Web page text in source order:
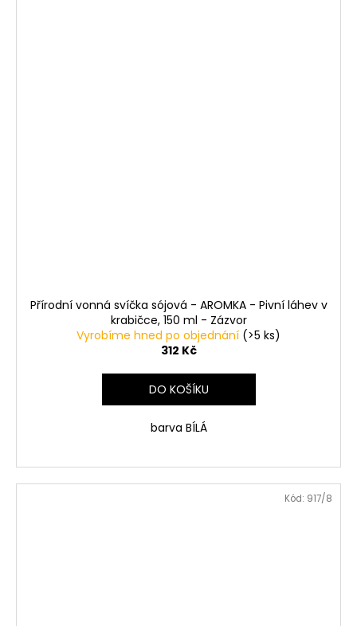
Přírodní vonná svíčka sójová - AROMKA - Pivní láhev v
krabičce, 150 ml - Zázvor
Vyrobíme hned po objednání (>5 ks)
312 Kč
DO KOŠÍKU
barva BÍLÁ
Kód: 917/8